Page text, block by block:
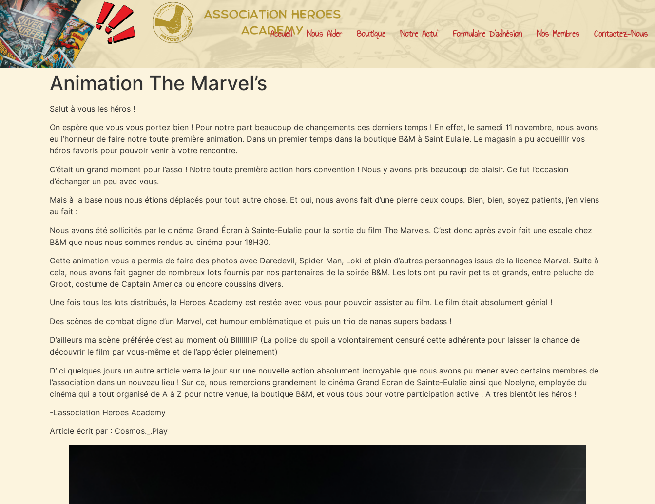
Accueil Nous Aider Boutique Notre Actu’ Formulaire D’adhésion Nos Membres Contactez-Nous
Animation The Marvel’s
Salut à vous les héros !
On espère que vous vous portez bien ! Pour notre part beaucoup de changements ces derniers temps ! En effet, le samedi 11 novembre, nous avons
eu l’honneur de faire notre toute première animation. Dans un premier temps dans la boutique B&M à Saint Eulalie. Le magasin a pu accueillir vos
héros favoris pour pouvoir venir à votre rencontre.
C’était un grand moment pour l’asso ! Notre toute première action hors convention ! Nous y avons pris beaucoup de plaisir. Ce fut l’occasion
d’échanger un peu avec vous.
Mais à la base nous nous étions déplacés pour tout autre chose. Et oui, nous avons fait d’une pierre deux coups. Bien, bien, soyez patients, j’en viens
au fait :
Nous avons été sollicités par le cinéma Grand Écran à Sainte-Eulalie pour la sortie du film The Marvels. C’est donc après avoir fait une escale chez
B&M que nous nous sommes rendus au cinéma pour 18H30.
Cette animation vous a permis de faire des photos avec Daredevil, Spider-Man, Loki et plein d’autres personnages issus de la licence Marvel. Suite à
cela, nous avons fait gagner de nombreux lots fournis par nos partenaires de la soirée B&M. Les lots ont pu ravir petits et grands, entre peluche de
Groot, costume de Captain America ou encore coussins divers.
Une fois tous les lots distribués, la Heroes Academy est restée avec vous pour pouvoir assister au film. Le film était absolument génial !
Des scènes de combat digne d’un Marvel, cet humour emblématique et puis un trio de nanas supers badass !
D’ailleurs ma scène préférée c’est au moment où BIIIIIIIIIP (La police du spoil a volontairement censuré cette adhérente pour laisser la chance de
découvrir le film par vous-même et de l’apprécier pleinement)
D’ici quelques jours un autre article verra le jour sur une nouvelle action absolument incroyable que nous avons pu mener avec certains membres de
l’association dans un nouveau lieu ! Sur ce, nous remercions grandement le cinéma Grand Ecran de Sainte-Eulalie ainsi que Noelyne, employée du
cinéma qui a tout organisé de A à Z pour notre venue, la boutique B&M, et vous tous pour votre participation active ! A très bientôt les héros !
-L’association Heroes Academy
Article écrit par : Cosmos._.Play